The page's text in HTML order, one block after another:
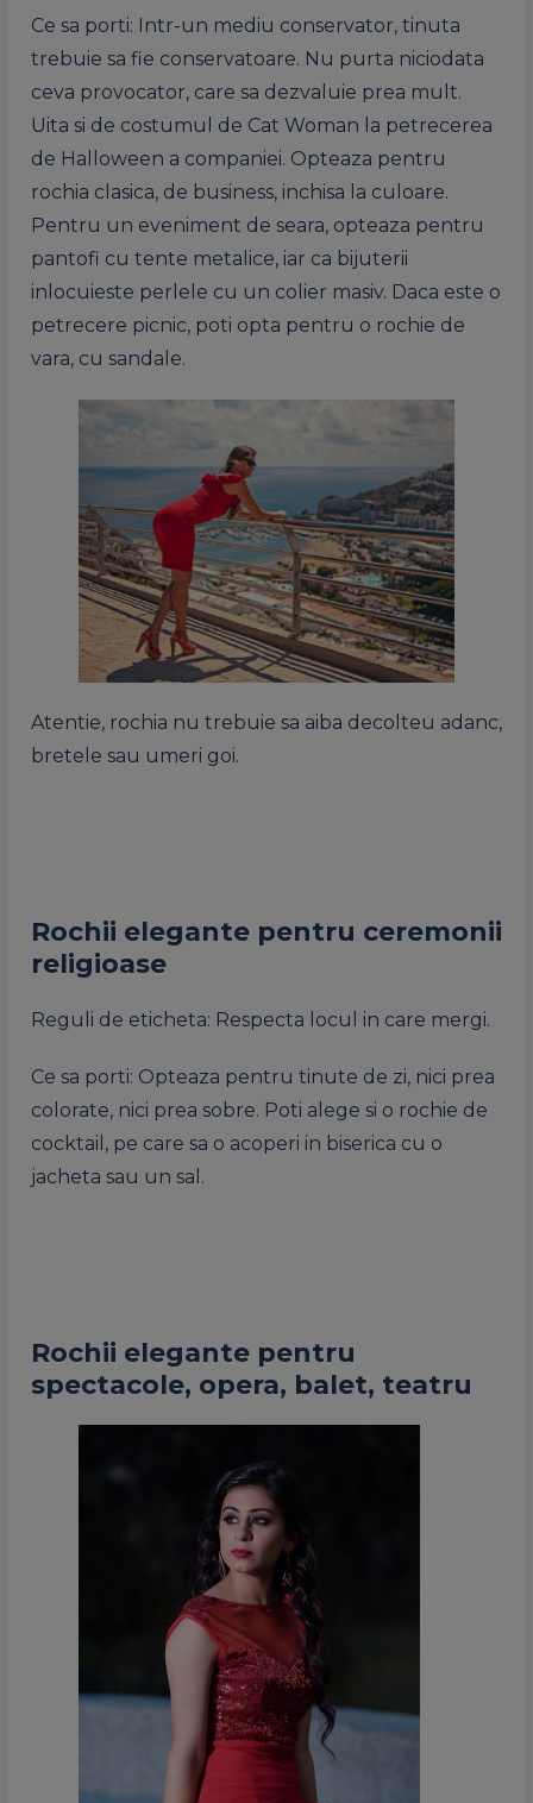
Ce sa porti: Intr-un mediu conservator, tinuta
trebuie sa fie conservatoare. Nu purta niciodata
ceva provocator, care sa dezvaluie prea mult.
Uita si de costumul de Cat Woman la petrecerea
de Halloween a companiei. Opteaza pentru
rochia clasica, de business, inchisa la culoare.
Pentru un eveniment de seara, opteaza pentru
pantofi cu tente metalice, iar ca bijuterii
inlocuieste perlele cu un colier masiv. Daca este o
petrecere picnic, poti opta pentru o rochie de
vara, cu sandale.
Atentie, rochia nu trebuie sa aiba decolteu adanc,
bretele sau umeri goi.
Rochii elegante pentru ceremonii
religioase
Reguli de eticheta: Respecta locul in care mergi.
Ce sa porti: Opteaza pentru tinute de zi, nici prea
colorate, nici prea sobre. Poti alege si o rochie de
cocktail, pe care sa o acoperi in biserica cu o
jacheta sau un sal.
Rochii elegante pentru
spectacole, opera, balet, teatru